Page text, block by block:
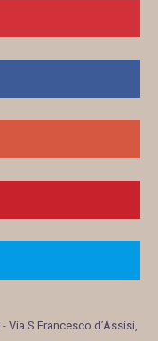
- Via S.Francesco d’Assisi,